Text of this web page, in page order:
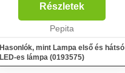
Részletek
Pepita
Hasonlók, mint Lampa első és hátsó
LED-es lámpa (0193575)